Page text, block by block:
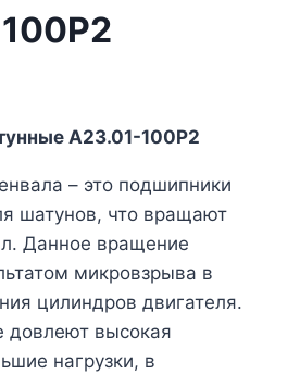
А23.01-100Р2
– это подшипники
шатунов, что вращают
Данное вращение
микровзрыва в
цилиндров двигателя.
довлеют высокая
нагрузки, в